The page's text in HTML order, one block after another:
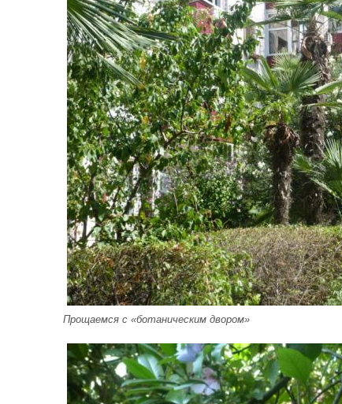
Прощаемся с «ботаническим двором»